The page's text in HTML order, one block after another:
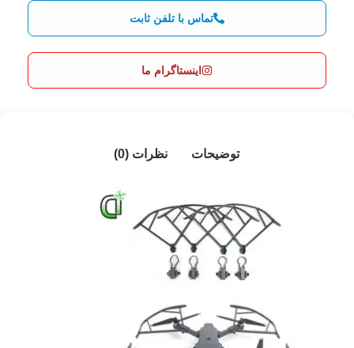
تماس با تلفن ثابت
اینستاگرام ما
توضیحات نظرات (0)